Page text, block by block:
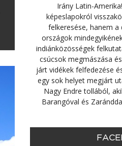
Irány Latin-
képeslapokról
felkeresése, hanem a
országok
indiánközösségek
csúcsok megmászása
járt vidékek felfedezése
egy sok helyet megjárt
Nagy Endre tollából,
Barangóval és